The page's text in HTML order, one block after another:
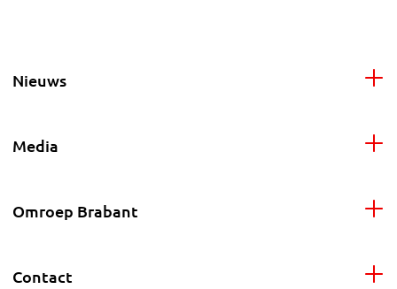
Nieuws
Media
Omroep Brabant
Contact